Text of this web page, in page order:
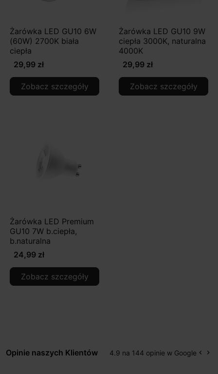
Żarówka LED GU10 6W
(60W) 2700K biała
ciepła
29,99 zł
Zobacz szczegóły
Żarówka LED GU10 9W
ciepła 3000K, naturalna
4000K
29,99 zł
Zobacz szczegóły
Żarówka LED Premium
GU10 7W b.ciepła,
b.naturalna
24,99 zł
Zobacz szczegóły
Opinie naszych Klientów 4.9 na 144 opinie w Google keyboard_arrow_left keyboard_arrow_right